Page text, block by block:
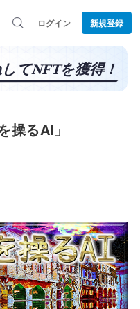
ログイン 新規登録
操るAI」